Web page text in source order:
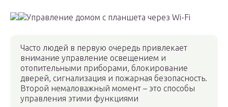
Управление домом с планшета через Wi-Fi
Часто людей в первую очередь привлекает
внимание управление освещением и
отопительными приборами, блокирование
дверей, сигнализация и пожарная безопасность.
Второй немаловажный момент – это способы
управления этими функциями